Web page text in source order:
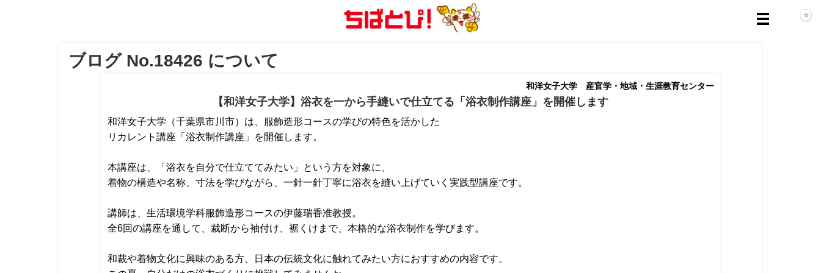
ブログ No.18426 について
和洋女子大学 産官学・地域・生涯教育センター
【和洋女子大学】浴衣を一から手縫いで仕立てる「浴衣制作講座」を開催します
和洋女子大学（千葉県市川市）は、服飾造形コースの学びの特色を活かした
リカレント講座「浴衣制作講座」を開催します。
本講座は、「浴衣を自分で仕立ててみたい」という方を対象に、
着物の構造や名称、寸法を学びながら、一針一針丁寧に浴衣を縫い上げていく実践型講座です。
講師は、生活環境学科服飾造形コースの伊藤瑞香准教授。
全6回の講座を通して、裁断から袖付け、裾くけまで、本格的な浴衣制作を学びます。
和裁や着物文化に興味のある方、日本の伝統文化に触れてみたい方におすすめの内容です。